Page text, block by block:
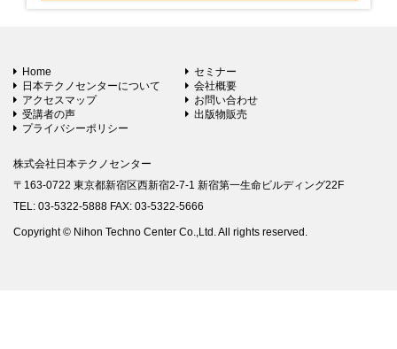
Home
セミナー
日本テクノセンターについて
会社概要
アクセスマップ
お問い合わせ
受講者の声
出版物販売
プライバシーポリシー
株式会社日本テクノセンター
〒163-0722 東京都新宿区西新宿2-7-1 新宿第一生命ビルディング22F
TEL: 03-5322-5888 FAX: 03-5322-5666
Copyright © Nihon Techno Center Co.,Ltd. All rights reserved.